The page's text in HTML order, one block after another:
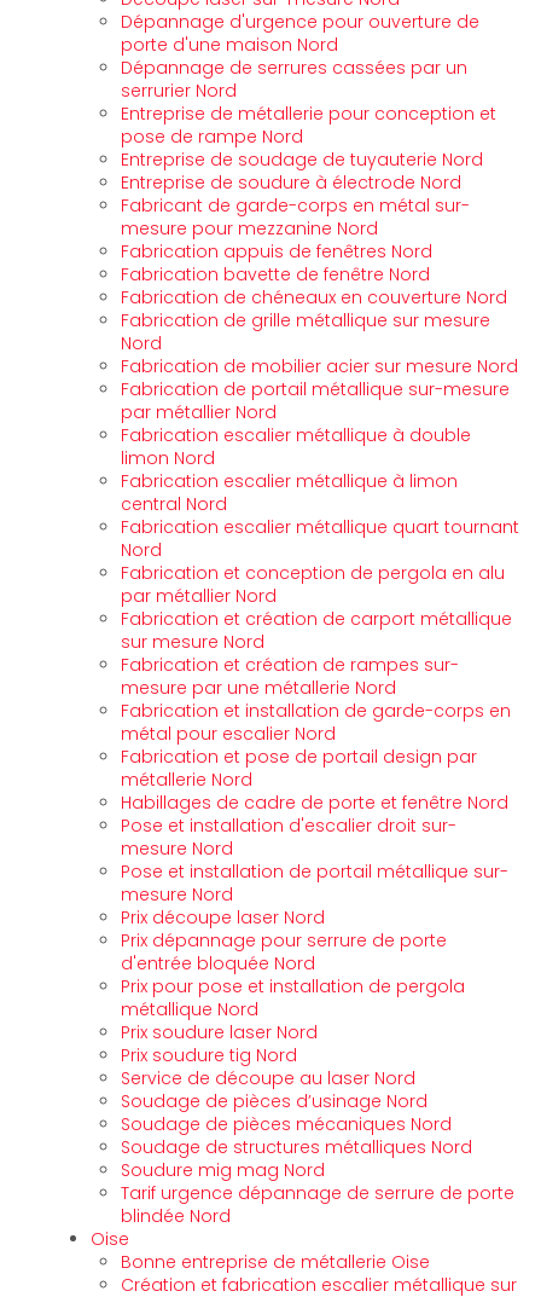
Dépannage d'urgence pour ouverture de
porte d'une maison Nord
Dépannage de serrures cassées par un
serrurier Nord
Entreprise de métallerie pour conception et
pose de rampe Nord
Entreprise de soudage de tuyauterie Nord
Entreprise de soudure à électrode Nord
Fabricant de garde-corps en métal sur-
mesure pour mezzanine Nord
Fabrication appuis de fenêtres Nord
Fabrication bavette de fenêtre Nord
Fabrication de chéneaux en couverture Nord
Fabrication de grille métallique sur mesure
Nord
Fabrication de mobilier acier sur mesure Nord
Fabrication de portail métallique sur-mesure
par métallier Nord
Fabrication escalier métallique à double
limon Nord
Fabrication escalier métallique à limon
central Nord
Fabrication escalier métallique quart tournant
Nord
Fabrication et conception de pergola en alu
par métallier Nord
Fabrication et création de carport métallique
sur mesure Nord
Fabrication et création de rampes sur-
mesure par une métallerie Nord
Fabrication et installation de garde-corps en
métal pour escalier Nord
Fabrication et pose de portail design par
métallerie Nord
Habillages de cadre de porte et fenêtre Nord
Pose et installation d'escalier droit sur-
mesure Nord
Pose et installation de portail métallique sur-
mesure Nord
Prix découpe laser Nord
Prix dépannage pour serrure de porte
d'entrée bloquée Nord
Prix pour pose et installation de pergola
métallique Nord
Prix soudure laser Nord
Prix soudure tig Nord
Service de découpe au laser Nord
Soudage de pièces d’usinage Nord
Soudage de pièces mécaniques Nord
Soudage de structures métalliques Nord
Soudure mig mag Nord
Tarif urgence dépannage de serrure de porte
blindée Nord
Oise
Bonne entreprise de métallerie Oise
Création et fabrication escalier métallique sur